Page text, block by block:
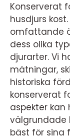
Konserverat
husdjurs
omfattande
dess olika
djurarter. Vi
mätningar,
historiska
konserverat
aspekter
välgrundade
bäst för sina